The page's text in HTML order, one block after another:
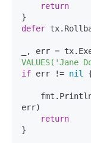
return
defer
_, err =
VALUES('Jane
if err != nil
err)
return
}